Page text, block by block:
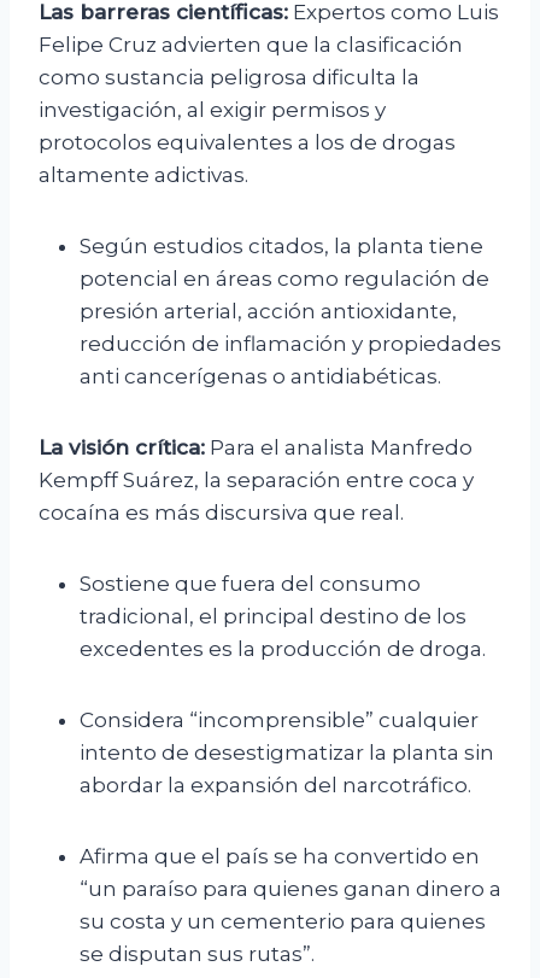
Las barreras científicas: Expertos como Luis
Felipe Cruz advierten que la clasificación
como sustancia peligrosa dificulta la
investigación, al exigir permisos y
protocolos equivalentes a los de drogas
altamente adictivas.
Según estudios citados, la planta tiene
potencial en áreas como regulación de
presión arterial, acción antioxidante,
reducción de inflamación y propiedades
anti cancerígenas o antidiabéticas.
La visión crítica: Para el analista Manfredo
Kempff Suárez, la separación entre coca y
cocaína es más discursiva que real.
Sostiene que fuera del consumo
tradicional, el principal destino de los
excedentes es la producción de droga.
Considera “incomprensible” cualquier
intento de desestigmatizar la planta sin
abordar la expansión del narcotráfico.
Afirma que el país se ha convertido en
“un paraíso para quienes ganan dinero a
su costa y un cementerio para quienes
se disputan sus rutas”.